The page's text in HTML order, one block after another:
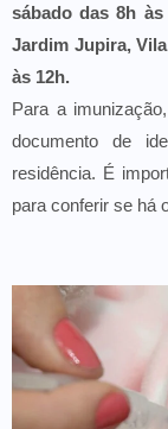
sábado das 8h
Jardim Jupira,
às 12h.
Para a
documento de
residência. É
para conferir se há